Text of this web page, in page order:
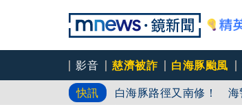
影音 慈濟被詐 白海豚颱風
快訊
白海豚路徑又南修！ 海